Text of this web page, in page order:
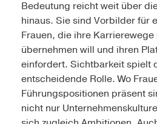
Bedeutung reicht weit über
hinaus. Sie sind Vorbilder für
Frauen, die ihre
übernehmen will und ihren
einfordert. Sichtbarkeit spielt
entscheidende Rolle. Wo
Führungspositionen präsent
nicht nur